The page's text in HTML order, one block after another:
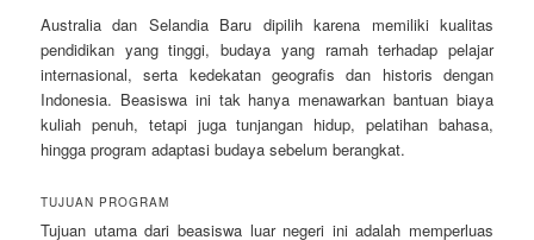
Australia dan Selandia Baru dipilih karena memiliki kualitas
pendidikan yang tinggi, budaya yang ramah terhadap pelajar
internasional, serta kedekatan geografis dan historis dengan
Indonesia. Beasiswa ini tak hanya menawarkan bantuan biaya
kuliah penuh, tetapi juga tunjangan hidup, pelatihan bahasa,
hingga program adaptasi budaya sebelum berangkat.
TUJUAN PROGRAM
Tujuan utama dari beasiswa luar negeri ini adalah memperluas